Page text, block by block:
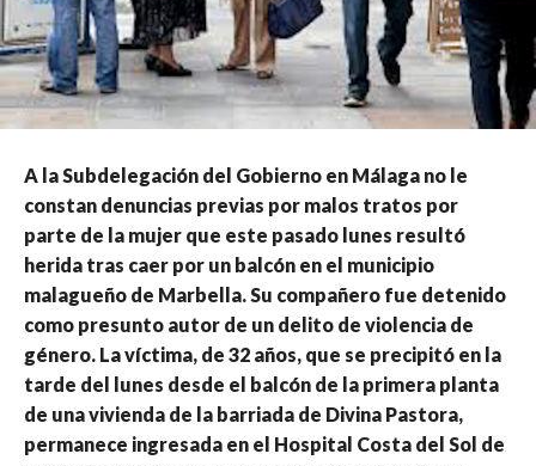
A la Subdelegación del Gobierno en Málaga no le
constan denuncias previas por malos tratos por
parte de la mujer que este pasado lunes resultó
herida tras caer por un balcón en el municipio
malagueño de Marbella. Su compañero fue detenido
como presunto autor de un delito de violencia de
género. La víctima, de 32 años, que se precipitó en la
tarde del lunes desde el balcón de la primera planta
de una vivienda de la barriada de Divina Pastora,
permanece ingresada en el Hospital Costa del Sol de